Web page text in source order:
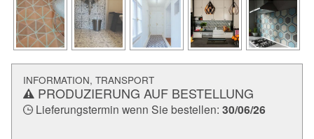
INFORMATION, TRANSPORT
PRODUZIERUNG AUF BESTELLUNG
Lieferungstermin wenn Sie bestellen: 30/06/26